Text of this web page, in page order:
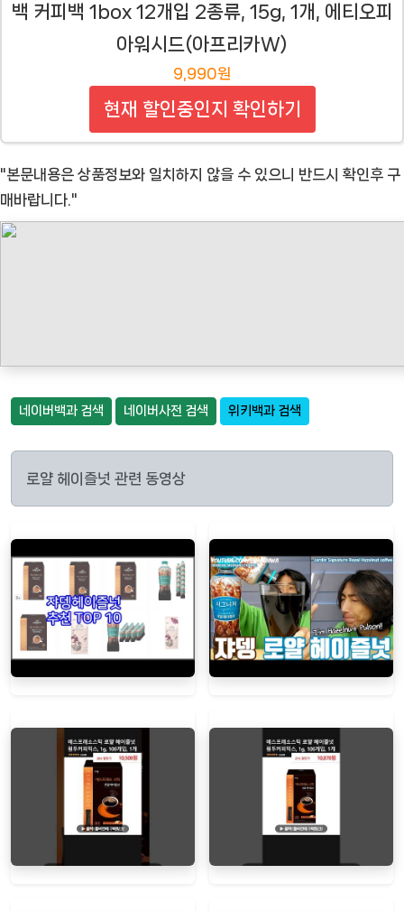
백 커피백 1box 12개입 2종류, 15g, 1개, 에티오피
아워시드(아프리카W)
9,990원
현재 할인중인지 확인하기
"본문내용은 상품정보와 일치하지 않을 수 있으니 반드시 확인후 구
매바랍니다."
네이버백과 검색 네이버사전 검색 위키백과 검색
로얄 헤이즐넛 관련 동영상